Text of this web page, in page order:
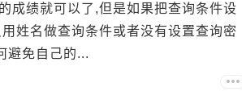
成绩就可以了,但是如果把查询条件设
姓名做查询条件或者没有设置查询密
避免自己的...